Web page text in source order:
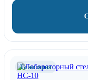
Та же серия